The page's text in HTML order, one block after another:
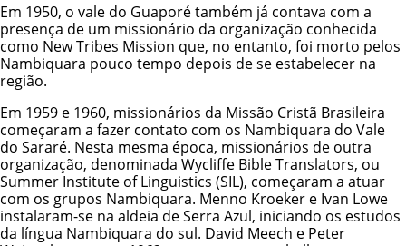
Em 1950, o vale do Guaporé também já contava com a
presença de um missionário da organização conhecida
como New Tribes Mission que, no entanto, foi morto pelos
Nambiquara pouco tempo depois de se estabelecer na
região.
Em 1959 e 1960, missionários da Missão Cristã Brasileira
começaram a fazer contato com os Nambiquara do Vale
do Sararé. Nesta mesma época, missionários de outra
organização, denominada Wycliffe Bible Translators, ou
Summer Institute of Linguistics (SIL), começaram a atuar
com os grupos Nambiquara. Menno Kroeker e Ivan Lowe
instalaram-se na aldeia de Serra Azul, iniciando os estudos
da língua Nambiquara do sul. David Meech e Peter